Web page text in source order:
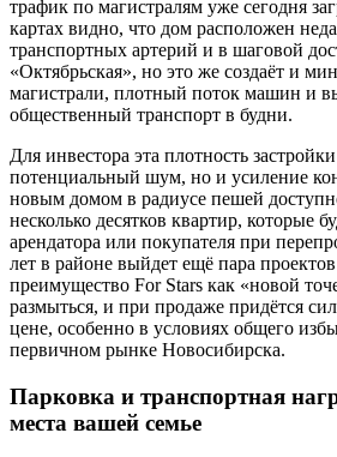
трафик по магистралям уже сегодня
картах видно, что дом расположен
транспортных артерий и в шаговой
«Октябрьская», но это же создаёт и
магистрали, плотный поток машин и
общественный транспорт в будни.
Для инвестора эта плотность
потенциальный шум, но и усиление
новым домом в радиусе пешей
несколько десятков квартир, которые
арендатора или покупателя при
лет в районе выйдет ещё пара
преимущество For Stars как «новой
размыться, и при продаже придётся
цене, особенно в условиях общего
первичном рынке Новосибирска.
Парковка и транспортная
места вашей семье